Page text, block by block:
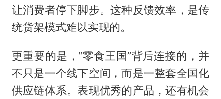
让消费者停下脚步。这种反馈效率，是传
统货架模式难以实现的。
更重要的是，“零食王国”背后连接的，并
不只是一个线下空间，而是一整套全国化
供应链体系。表现优秀的产品，还有机会